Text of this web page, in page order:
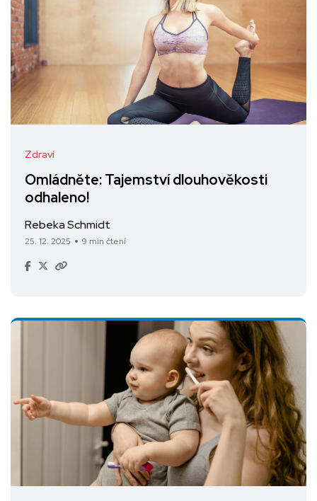
Zdraví
Omládněte: Tajemství dlouhověkosti
odhaleno!
Rebeka Schmidt
25. 12. 2025 9 min čtení